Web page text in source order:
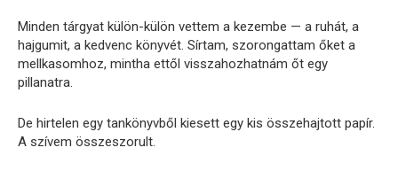
Minden tárgyat külön-külön vettem a kezembe — a ruhát, a
hajgumit, a kedvenc könyvét. Sírtam, szorongattam őket a
mellkasomhoz, mintha ettől visszahozhatnám őt egy
pillanatra.
De hirtelen egy tankönyvből kiesett egy kis összehajtott papír.
A szívem összeszorult.